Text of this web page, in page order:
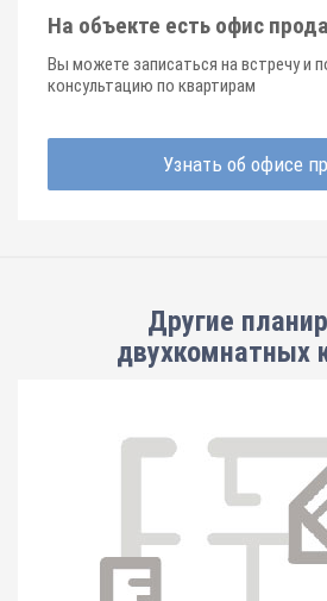
На объекте есть офис
Вы можете записаться на встречу и
консультацию по квартирам
Узнать об офисе
Другие
двухкомнатных